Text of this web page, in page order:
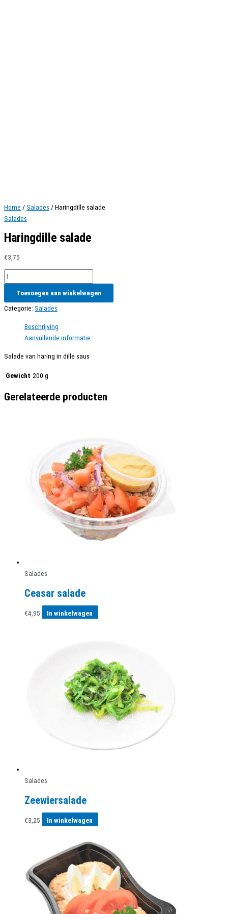
Home /Salades / Haringdille salade
Salades
Haringdille salade
€3,75
Haringdille
salade
aantalToevoegen aan winkelwagen
Categorie: Salades
Beschrijving
Aanvullende informatie
Salade van haring in dille saus
Gewicht 200 g
Gerelateerde producten
Salades
Ceasar salade
€4,95 In winkelwagen
Salades
Zeewiersalade
€3,25 In winkelwagen